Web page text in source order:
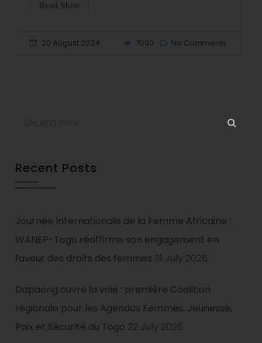
Read More
20 August 2024 7090 No Comments
Recent Posts
Journée Internationale de la Femme Africaine :
WANEP-Togo réaffirme son engagement en
faveur des droits des femmes 31 July 2026
Dapaong ouvre la voie : première Coalition
régionale pour les Agendas Femmes, Jeunesse,
Paix et Sécurité au Togo 22 July 2026